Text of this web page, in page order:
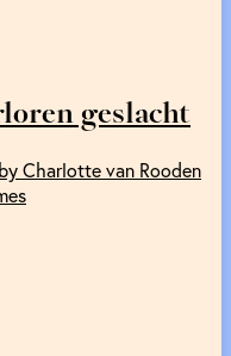
geslacht
Charlotte van Rooden